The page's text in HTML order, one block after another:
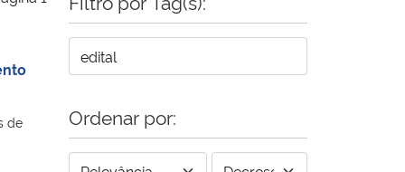
de Ordenar por: